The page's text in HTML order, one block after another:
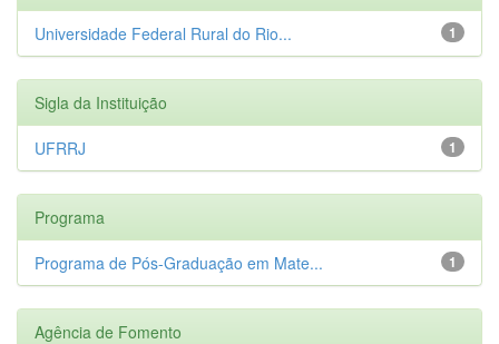
1
Universidade Federal Rural do Rio...
Sigla da Instituição
1
UFRRJ
Programa
1
Programa de Pós-Graduação em Mate...
Agência de Fomento